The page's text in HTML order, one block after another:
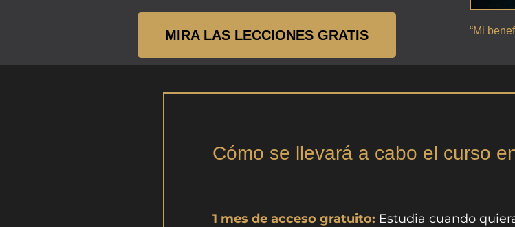
MIRA LAS LECCIONES GRATIS “Mi
Cómo se llevará a cabo el curso
1 mes de acceso gratuito: Estudia cuando